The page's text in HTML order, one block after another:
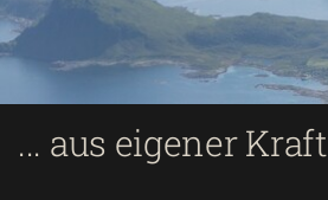
... aus eigener Kraft